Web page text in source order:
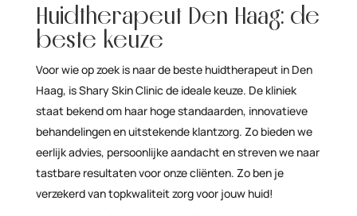
Huidtherapeut Den Haag: de
beste keuze
Voor wie op zoek is naar de beste huidtherapeut in Den
Haag, is Shary Skin Clinic de ideale keuze. De kliniek
staat bekend om haar hoge standaarden, innovatieve
behandelingen en uitstekende klantzorg. Zo bieden we
eerlijk advies, persoonlijke aandacht en streven we naar
tastbare resultaten voor onze cliënten. Zo ben je
verzekerd van topkwaliteit zorg voor jouw huid!